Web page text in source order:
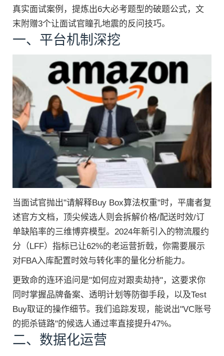
真实面试案例，提炼出6大必考题型的破题公式，文
末附赠3个让面试官瞳孔地震的反问技巧。
一、平台机制深挖
当面试官抛出"请解释Buy Box算法权重"时，平庸者复
述官方文档，顶尖候选人则会拆解价格/配送时效/订
单缺陷率的三维博弈模型。2024年新引入的物流履约
分（LFF）指标已让62%的老运营折戟，你需要展示
对FBA入库配置时效与转化率的量化分析能力。
更致命的连环追问是"如何应对跟卖劫持"，这要求你
同时掌握品牌备案、透明计划等防御手段，以及Test
Buy取证的操作细节。我们追踪发现，能说出"VC账号
的扼杀链路"的候选人通过率直接提升47%。
二、数据化运营